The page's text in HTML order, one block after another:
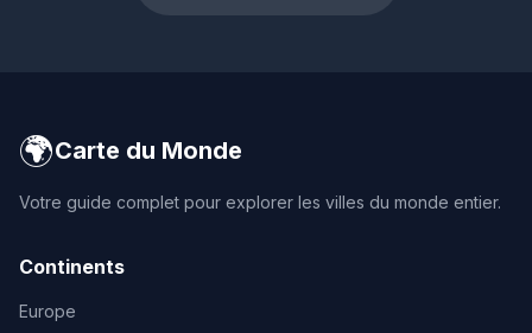
🌍Carte du Monde
Votre guide complet pour explorer les villes du monde entier.
Continents
Europe